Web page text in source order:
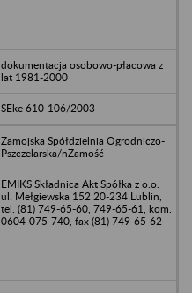
dokumentacja osobowo-płacowa z
lat 1981-2000
SEke 610-106/2003
Zamojska Spółdzielnia Ogrodniczo-
Pszczelarska/nZamość
EMIKS Składnica Akt Spółka z o.o.
ul. Mełgiewska 152 20-234 Lublin,
tel. (81) 749-65-60, 749-65-61, kom.
0604-075-740, fax (81) 749-65-62